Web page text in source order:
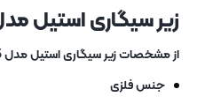
زیر سیگاری استیل مدل
از مشخصات زیر سیگاری استیل مدل 35 میتوان به موارد زیر اشاره کرد :
جنس فلزی